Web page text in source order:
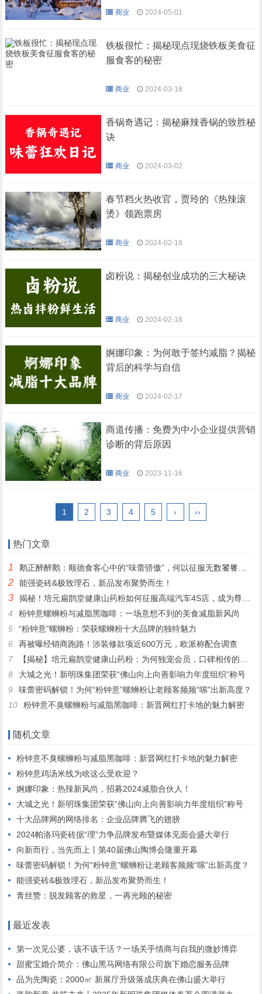
商业 2024-05-01
铁板很忙：揭秘现点现烧铁板美食征
服食客的秘密
商业 2024-03-18
香锅奇遇记：揭秘麻辣香锅的致胜秘
诀
商业 2024-03-02
春节档火热收官，贾玲的《热辣滚
烫》领跑票房
商业 2024-02-18
卤粉说：揭秘创业成功的三大秘诀
商业 2024-02-18
婀娜印象：为何敢于签约减脂？揭秘
背后的科学与自信
商业 2024-02-17
商道传播：免费为中小企业提供营销
诊断的背后原因
商业 2023-11-16
1 2 3 4 5 › ››
热门文章
1 鹅正醉醉鹅：顺德食客心中的“味蕾骄傲”，何以征服无数饕餮之心？
2 能强瓷砖&极致理石，新品发布聚势而生！
3
揭秘！培元扁鹊堂健康山药粉如何征服高端汽车4S店，成为尊贵客户的定制之选
4
粉钟意螺蛳粉与减脂黑咖啡：一场意想不到的美食减脂新风尚
5
“粉钟意”螺蛳粉：荣获螺蛳粉十大品牌的独特魅力
6
再被曝经销商跑路！涉装修款项近600万元，欧派称配合调查
7
【揭秘】培元扁鹊堂健康山药粉：为何独宠会员，口碑相传的秘密！
8
大城之光！新明珠集团荣获“佛山向上向善影响力年度组织”称号
9
味蕾密码解锁！为何“粉钟意”螺蛳粉让老顾客频频“嗦”出新高度？
10
粉钟意不臭螺蛳粉与减脂黑咖啡：新晋网红打卡地的魅力解密
随机文章
粉钟意不臭螺蛳粉与减脂黑咖啡：新晋网红打卡地的魅力解密
粉钟意鸡汤米线为啥这么受欢迎？
婀娜印象：热辣新风尚，招募2024减脂合伙人！
大城之光！新明珠集团荣获“佛山向上向善影响力年度组织”称号
十大品牌网的网络排名：企业品牌腾飞的翅膀
2024帕洛玛瓷砖据“理”力争品牌发布暨媒体见面会盛大举行
向新而行，当先而上丨第40届佛山陶博会隆重开幕
味蕾密码解锁！为何“粉钟意”螺蛳粉让老顾客频频“嗦”出新高度？
能强瓷砖&极致理石，新品发布聚势而生！
青丝赞：脱发顾客的救星，一再光顾的秘密
最近发表
第一次见公婆，该不该干活？一场关乎情商与自我的微妙博弈
甜蜜宝婚介简介：佛山黑马网络有限公司旗下婚恋服务品牌
品为先陶瓷：2000㎡ 新展厅升级落成庆典在佛山盛大举行